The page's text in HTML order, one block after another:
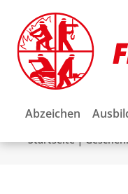
Abzeichen
Startseite|